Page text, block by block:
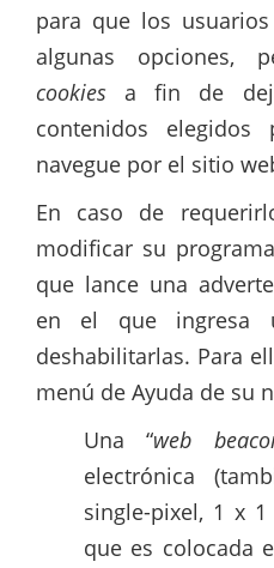
para que los
algunas opciones,
cookies a fin de
contenidos
navegue por el sitio
En caso de
modificar su
que lance una
en el que ingresa
deshabilitarlas. Para
menú de Ayuda de su
Una “web
electrónica
single-pixel, 1 x
que es colocada